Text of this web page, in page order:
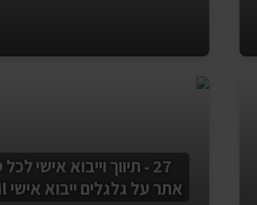
27 - תיווך וייבוא אישי
אתר על גלגלים ייבוא אישי www.agc.co.il